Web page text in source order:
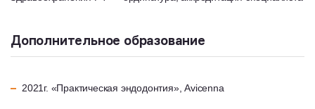
Дополнительное образование
2021г. «Практическая эндодонтия», Avicenna